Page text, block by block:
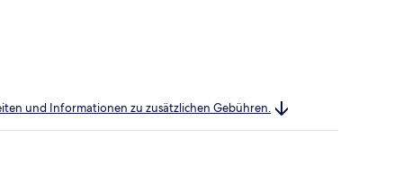
und Informationen zu zusätzlichen Gebühren.